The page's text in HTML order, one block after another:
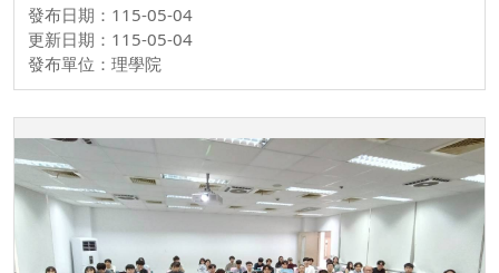
發布日期：115-05-04
更新日期：115-05-04
發布單位：理學院